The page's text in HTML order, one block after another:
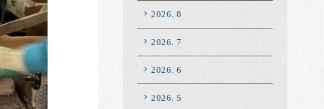
2026. 8
2026. 7
2026. 6
2026. 5